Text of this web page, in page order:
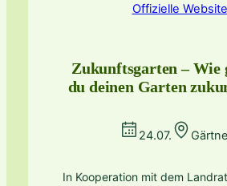
Offizielle Website
Zukunftsgarten – Wie
du deinen Garten
24.07.
In Kooperation mit dem